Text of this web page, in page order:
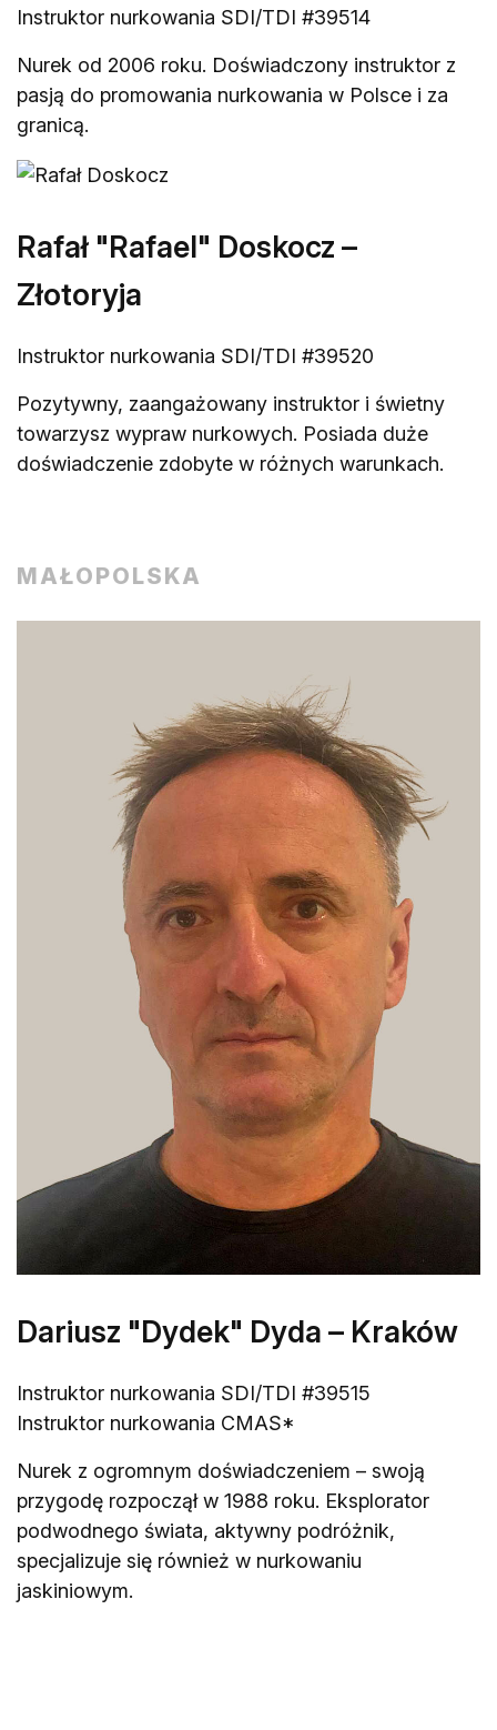
Instruktor nurkowania SDI/TDI #39514
Nurek od 2006 roku. Doświadczony instruktor z
pasją do promowania nurkowania w Polsce i za
granicą.
Rafał "Rafael" Doskocz –
Złotoryja
Instruktor nurkowania SDI/TDI #39520
Pozytywny, zaangażowany instruktor i świetny
towarzysz wypraw nurkowych. Posiada duże
doświadczenie zdobyte w różnych warunkach.
MAŁOPOLSKA
Dariusz "Dydek" Dyda – Kraków
Instruktor nurkowania SDI/TDI #39515
Instruktor nurkowania CMAS*
Nurek z ogromnym doświadczeniem – swoją
przygodę rozpoczął w 1988 roku. Eksplorator
podwodnego świata, aktywny podróżnik,
specjalizuje się również w nurkowaniu
jaskiniowym.